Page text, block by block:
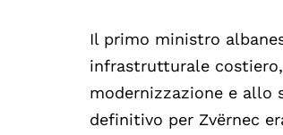
Il primo ministro
infrastrutturale
modernizzazione e allo
definitivo per Zvërnec